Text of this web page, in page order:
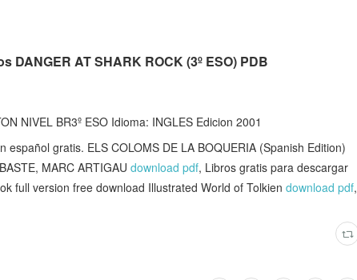
AT SHARK ROCK (3º ESO) PDB
NIVEL BR3º ESO Idioma: INGLES Edicion 2001
gratis. ELS COLOMS DE LA BOQUERIA (Spanish Edition)
MARC ARTIGAU download pdf, Libros gratis para descargar
full version free download Illustrated World of Tolkien download pdf,